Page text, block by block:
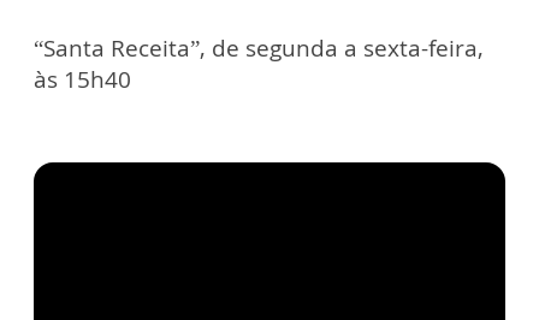
“Santa Receita”, de segunda a sexta-feira,
às 15h40